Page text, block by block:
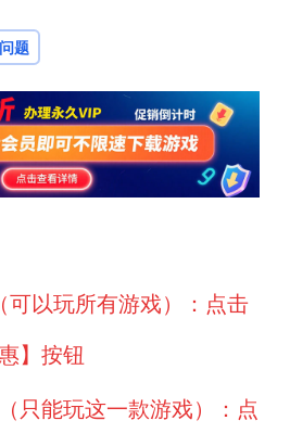
题
可以玩所有游戏）：点击
】按钮
只能玩这一款游戏）：点